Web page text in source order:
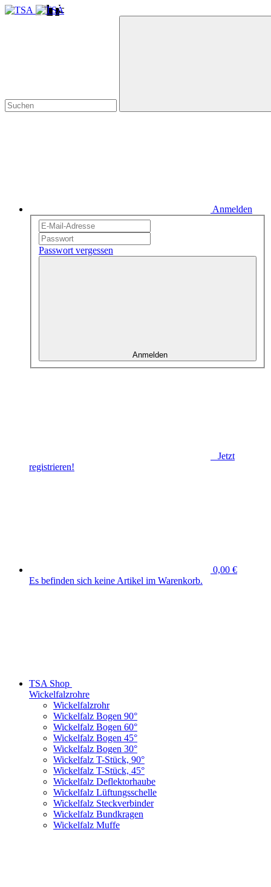
Anmelden
Passwort vergessen
Anmelden
Jetzt
registrieren!
0,00 €
Es befinden sich keine Artikel im Warenkorb.
TSA Shop
Wickelfalzrohre
Wickelfalzrohr
Wickelfalz Bogen 90°
Wickelfalz Bogen 60°
Wickelfalz Bogen 45°
Wickelfalz Bogen 30°
Wickelfalz T-Stück, 90°
Wickelfalz T-Stück, 45°
Wickelfalz Deflektorhaube
Wickelfalz Lüftungsschelle
Wickelfalz Steckverbinder
Wickelfalz Bundkragen
Wickelfalz Muffe